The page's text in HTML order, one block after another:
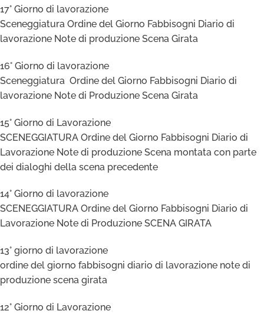
17° Giorno di lavorazione
Sceneggiatura Ordine del Giorno Fabbisogni Diario di
lavorazione Note di produzione Scena Girata
16° Giorno di lavorazione
Sceneggiatura Ordine del Giorno Fabbisogni Diario di
lavorazione Note di Produzione Scena Girata
15° Giorno di Lavorazione
SCENEGGIATURA Ordine del Giorno Fabbisogni Diario di
Lavorazione Note di produzione Scena montata con parte
dei dialoghi della scena precedente
14° Giorno di lavorazione
SCENEGGIATURA Ordine del Giorno Fabbisogni Diario di
Lavorazione Note di Produzione SCENA GIRATA
13° giorno di lavorazione
ordine del giorno fabbisogni diario di lavorazione note di
produzione scena girata
12° Giorno di Lavorazione